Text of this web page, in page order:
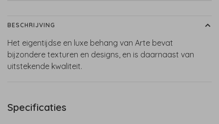
BESCHRIJVING
Het eigentijdse en luxe behang van Arte bevat
bijzondere texturen en designs, en is daarnaast van
uitstekende kwaliteit.
Specificaties